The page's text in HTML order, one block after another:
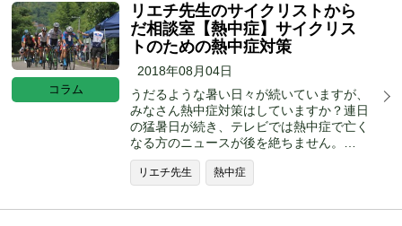
コラム
リエチ先生のサイクリストから
だ相談室【熱中症】サイクリス
トのための熱中症対策
2018年08月04日
うだるような暑い日々が続いていますが、
みなさん熱中症対策はしていますか？連日
の猛暑日が続き、テレビでは熱中症で亡く
なる方のニュースが後を絶ちません。…
リエチ先生 熱中症